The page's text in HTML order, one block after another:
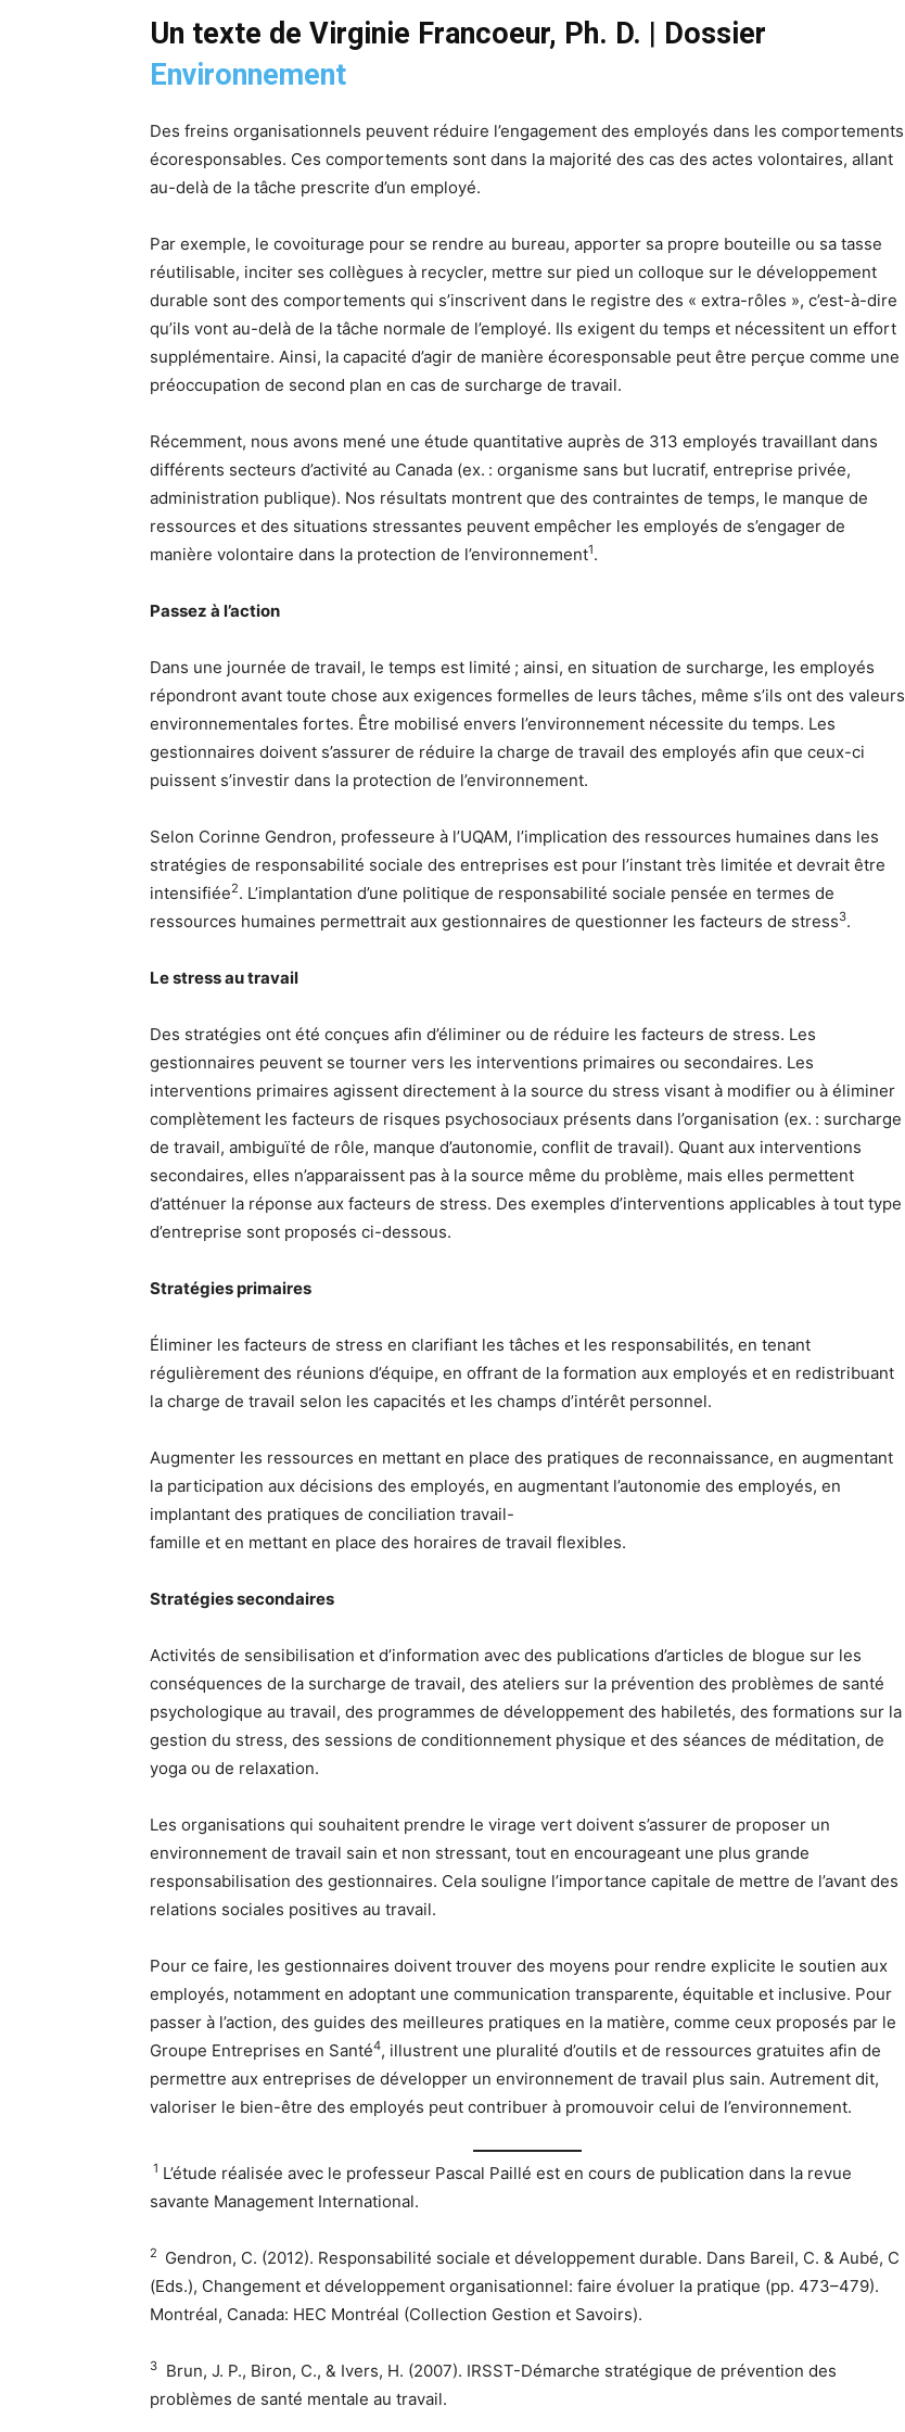
Un texte de Virginie Francoeur, Ph. D. | Dossier
Environnement
Des freins organisationnels peuvent réduire l’engagement des employés dans les comportements
écoresponsables. Ces comportements sont dans la majorité des cas des actes volontaires, allant
au-delà de la tâche prescrite d’un employé.
Par exemple, le covoiturage pour se rendre au bureau, apporter sa propre bouteille ou sa tasse
réutilisable, inciter ses collègues à recycler, mettre sur pied un colloque sur le développement
durable sont des comportements qui s’inscrivent dans le registre des « extra-rôles », c’est-à-dire
qu’ils vont au-delà de la tâche normale de l’employé. Ils exigent du temps et nécessitent un effort
supplémentaire. Ainsi, la capacité d’agir de manière écoresponsable peut être perçue comme une
préoccupation de second plan en cas de surcharge de travail.
Récemment, nous avons mené une étude quantitative auprès de 313 employés travaillant dans
différents secteurs d’activité au Canada (ex. : organisme sans but lucratif, entreprise privée,
administration publique). Nos résultats montrent que des contraintes de temps, le manque de
ressources et des situations stressantes peuvent empêcher les employés de s’engager de
manière volontaire dans la protection de l’environnement1.
Passez à l’action
Dans une journée de travail, le temps est limité ; ainsi, en situation de surcharge, les employés
répondront avant toute chose aux exigences formelles de leurs tâches, même s’ils ont des valeurs
environnementales fortes. Être mobilisé envers l’environnement nécessite du temps. Les
gestionnaires doivent s’assurer de réduire la charge de travail des employés afin que ceux-ci
puissent s’investir dans la protection de l’environnement.
Selon Corinne Gendron, professeure à l’UQAM, l’implication des ressources humaines dans les
stratégies de responsabilité sociale des entreprises est pour l’instant très limitée et devrait être
intensifiée2. L’implantation d’une politique de responsabilité sociale pensée en termes de
ressources humaines permettrait aux gestionnaires de questionner les facteurs de stress3.
Le stress au travail
Des stratégies ont été conçues afin d’éliminer ou de réduire les facteurs de stress. Les
gestionnaires peuvent se tourner vers les interventions primaires ou secondaires. Les
interventions primaires agissent directement à la source du stress visant à modifier ou à éliminer
complètement les facteurs de risques psychosociaux présents dans l’organisation (ex. : surcharge
de travail, ambiguïté de rôle, manque d’autonomie, conflit de travail). Quant aux interventions
secondaires, elles n’apparaissent pas à la source même du problème, mais elles permettent
d’atténuer la réponse aux facteurs de stress. Des exemples d’interventions applicables à tout type
d’entreprise sont proposés ci-dessous.
Stratégies primaires
Éliminer les facteurs de stress en clarifiant les tâches et les responsabilités, en tenant
régulièrement des réunions d’équipe, en offrant de la formation aux employés et en redistribuant
la charge de travail selon les capacités et les champs d’intérêt personnel.
Augmenter les ressources en mettant en place des pratiques de reconnaissance, en augmentant
la participation aux décisions des employés, en augmentant l’autonomie des employés, en
implantant des pratiques de conciliation travail-
famille et en mettant en place des horaires de travail flexibles.
Stratégies secondaires
Activités de sensibilisation et d’information avec des publications d’articles de blogue sur les
conséquences de la surcharge de travail, des ateliers sur la prévention des problèmes de santé
psychologique au travail, des programmes de développement des habiletés, des formations sur la
gestion du stress, des sessions de conditionnement physique et des séances de méditation, de
yoga ou de relaxation.
Les organisations qui souhaitent prendre le virage vert doivent s’assurer de proposer un
environnement de travail sain et non stressant, tout en encourageant une plus grande
responsabilisation des gestionnaires. Cela souligne l’importance capitale de mettre de l’avant des
relations sociales positives au travail.
Pour ce faire, les gestionnaires doivent trouver des moyens pour rendre explicite le soutien aux
employés, notamment en adoptant une communication transparente, équitable et inclusive. Pour
passer à l’action, des guides des meilleures pratiques en la matière, comme ceux proposés par le
Groupe Entreprises en Santé4, illustrent une pluralité d’outils et de ressources gratuites afin de
permettre aux entreprises de développer un environnement de travail plus sain. Autrement dit,
valoriser le bien-être des employés peut contribuer à promouvoir celui de l’environnement.
1 L’étude réalisée avec le professeur Pascal Paillé est en cours de publication dans la revue
savante Management International.
2
Gendron, C. (2012). Responsabilité sociale et développement durable. Dans Bareil, C. & Aubé, C
(Eds.), Changement et développement organisationnel: faire évoluer la pratique (pp. 473–479).
Montréal, Canada: HEC Montréal (Collection Gestion et Savoirs).
3
Brun, J. P., Biron, C., & Ivers, H. (2007). IRSST-Démarche stratégique de prévention des
problèmes de santé mentale au travail.